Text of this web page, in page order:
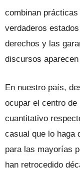
combinan
verdaderos
derechos y las
discursos
En nuestro país,
ocupar el centro
cuantitativo
casual que lo haga
para las mayorías
han retrocedido